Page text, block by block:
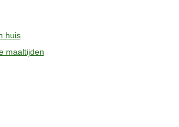
huis
maaltijden